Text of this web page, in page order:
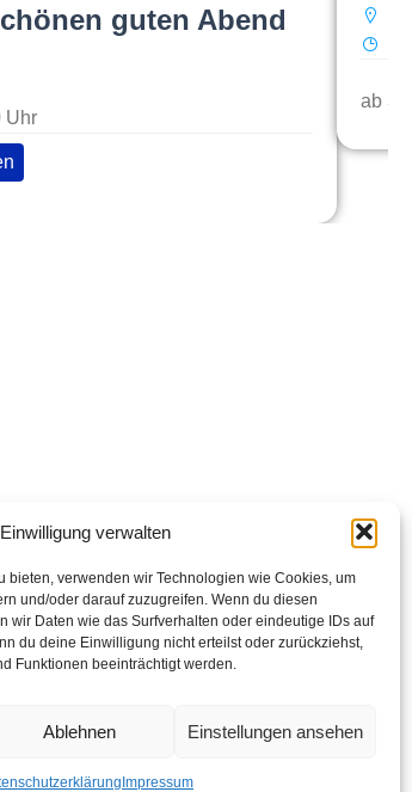
Einwilligung verwalten
bieten, verwenden wir Technologien wie Cookies, um
und/oder darauf zuzugreifen. Wenn du diesen
wir Daten wie das Surfverhalten oder eindeutige IDs auf
du deine Einwilligung nicht erteilst oder zurückziehst,
Funktionen beeinträchtigt werden.
Ablehnen Einstellungen ansehen
Impressum
guten Abend
Uhr
ab